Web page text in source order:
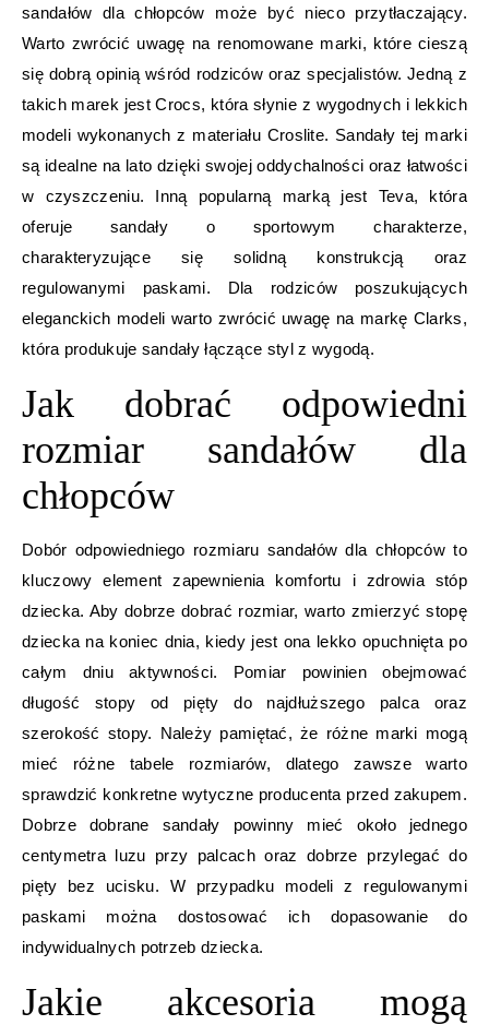
sandałów dla chłopców może być nieco przytłaczający.
Warto zwrócić uwagę na renomowane marki, które cieszą
się dobrą opinią wśród rodziców oraz specjalistów. Jedną z
takich marek jest Crocs, która słynie z wygodnych i lekkich
modeli wykonanych z materiału Croslite. Sandały tej marki
są idealne na lato dzięki swojej oddychalności oraz łatwości
w czyszczeniu. Inną popularną marką jest Teva, która
oferuje sandały o sportowym charakterze,
charakteryzujące się solidną konstrukcją oraz
regulowanymi paskami. Dla rodziców poszukujących
eleganckich modeli warto zwrócić uwagę na markę Clarks,
która produkuje sandały łączące styl z wygodą.
Jak dobrać odpowiedni
rozmiar sandałów dla
chłopców
Dobór odpowiedniego rozmiaru sandałów dla chłopców to
kluczowy element zapewnienia komfortu i zdrowia stóp
dziecka. Aby dobrze dobrać rozmiar, warto zmierzyć stopę
dziecka na koniec dnia, kiedy jest ona lekko opuchnięta po
całym dniu aktywności. Pomiar powinien obejmować
długość stopy od pięty do najdłuższego palca oraz
szerokość stopy. Należy pamiętać, że różne marki mogą
mieć różne tabele rozmiarów, dlatego zawsze warto
sprawdzić konkretne wytyczne producenta przed zakupem.
Dobrze dobrane sandały powinny mieć około jednego
centymetra luzu przy palcach oraz dobrze przylegać do
pięty bez ucisku. W przypadku modeli z regulowanymi
paskami można dostosować ich dopasowanie do
indywidualnych potrzeb dziecka.
Jakie akcesoria mogą